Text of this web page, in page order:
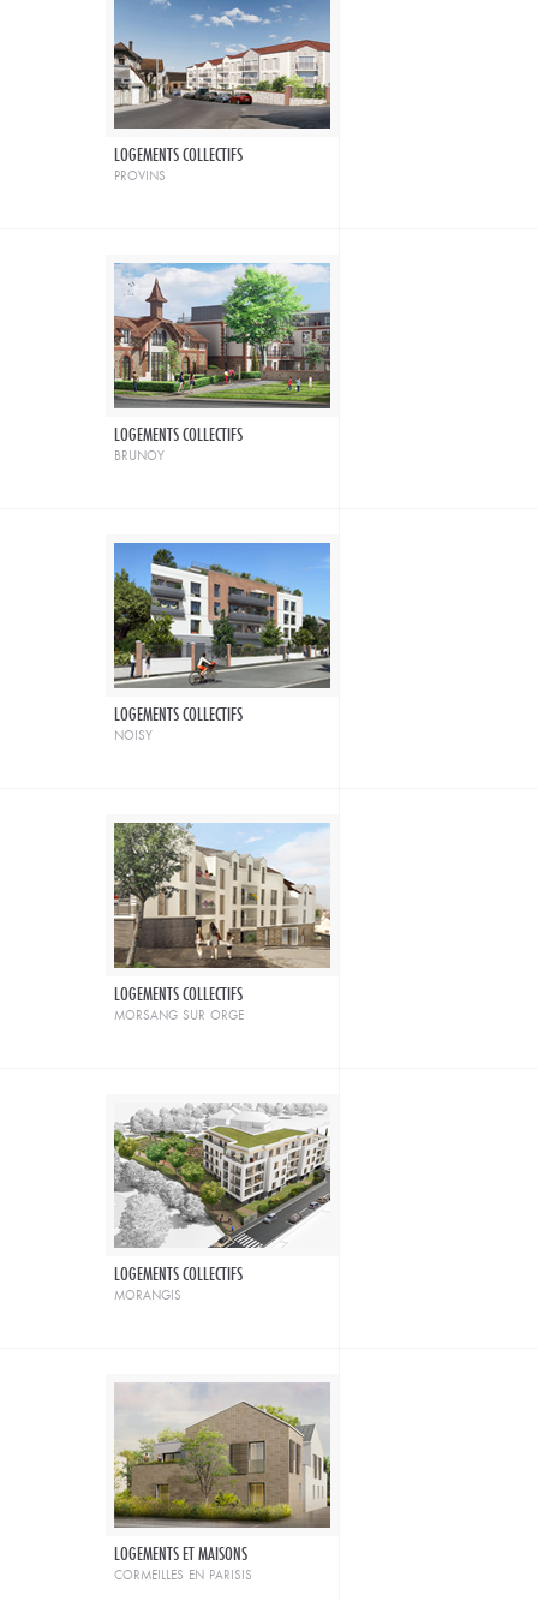
LOGEMENTS COLLECTIFS
provins
LOGEMENTS COLLECTIFS
brunoy
LOGEMENTS COLLECTIFS
noisy
LOGEMENTS COLLECTIFS
morsang sur orge
LOGEMENTS COLLECTIFS
morangis
LOGEMENTS ET MAISONS
cormeilles en parisis